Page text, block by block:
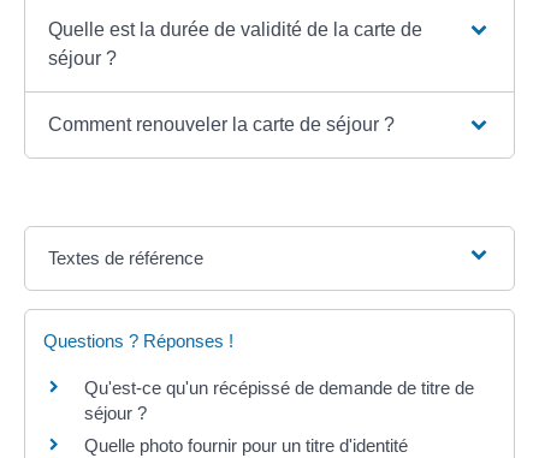
Quelle est la durée de validité de la carte de
séjour ?
Comment renouveler la carte de séjour ?
Textes de référence
Questions ? Réponses !
Qu'est-ce qu'un récépissé de demande de titre de
séjour ?
Quelle photo fournir pour un titre d'identité